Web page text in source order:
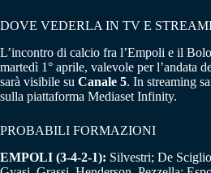
DOVE VEDERLA IN TV E
L’incontro di calcio fra l’Empoli e il
martedì 1° aprile, valevole per l’andata
sarà visibile su Canale 5. In streaming
sulla piattaforma Mediaset Infinity.
PROBABILI FORMAZIONI
EMPOLI (3-4-2-1): Silvestri; De